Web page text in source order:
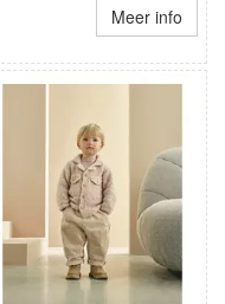
Meer info